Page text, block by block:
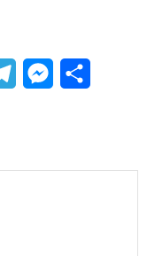
TelegramMessenger